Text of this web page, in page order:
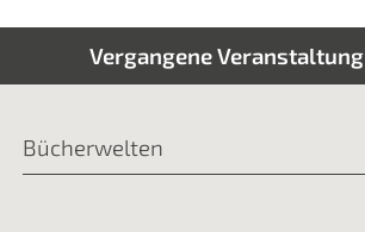
Vergangene Veranstaltung
Bücherwelten